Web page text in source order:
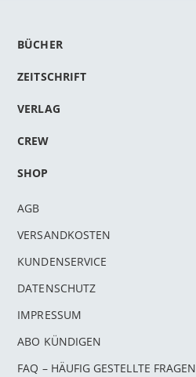
BÜCHER
ZEITSCHRIFT
VERLAG
CREW
SHOP
AGB
VERSANDKOSTEN
KUNDENSERVICE
DATENSCHUTZ
IMPRESSUM
ABO KÜNDIGEN
FAQ – HÄUFIG GESTELLTE FRAGEN